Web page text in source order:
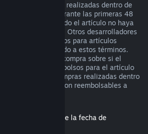
para compras realizadas dentro de
por Valve durante las primeras 48
siempre y cuando el artículo no haya
o transferido. Otros desarrolladores
los reembolsos para artículos
juegos de acuerdo a estos términos.
el momento de la compra sobre si el
por ofrecer reembolsos para el artículo
lo contrario, las compras realizadas dentro
por Valve no son reembolsables a
comprados antes de la fecha de